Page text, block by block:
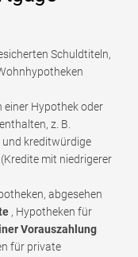
Schuldtiteln,
einer Hypothek oder
z. B.
kreditwürdige
mit niedrigerer
abgesehen
, Hypotheken für
Vorauszahlung
für private